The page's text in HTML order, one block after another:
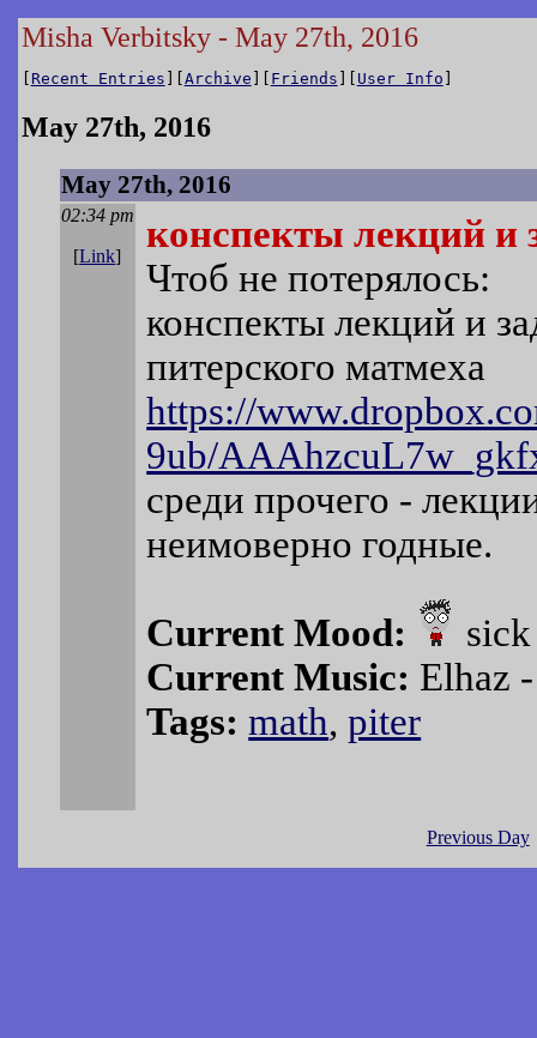
Misha Verbitsky - May 27th, 2016
[ Recent Entries ][Archive ][ Friends ][ User Info ]
May 27th, 2016
May 27th, 2016
02:34 pm
[Link]
конспекты лекций и
Чтоб не потерялось:
конспекты лекций и
питерского матмеха
https://
9ub/
среди прочего -
неимоверно годные.
Current Mood:
sick
Current Music: Elhaz
Tags: math,piter
Previous Day